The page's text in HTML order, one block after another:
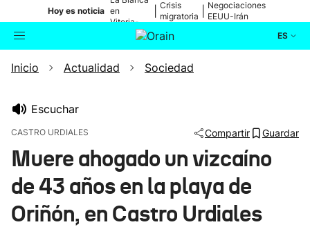
Hoy es noticia en
Vitoria-
Gasteiz
Crisis
migratoria
Negociaciones
EEUU-Irán
ES
Buscador Actualidad
Ikusmiran
Eguraldia
Inicio Actualidad Sociedad
Escuchar
CASTRO URDIALES Compartir Guardar
Muere ahogado un vizcaíno
de 43 años en la playa de
Oriñón, en Castro Urdiales